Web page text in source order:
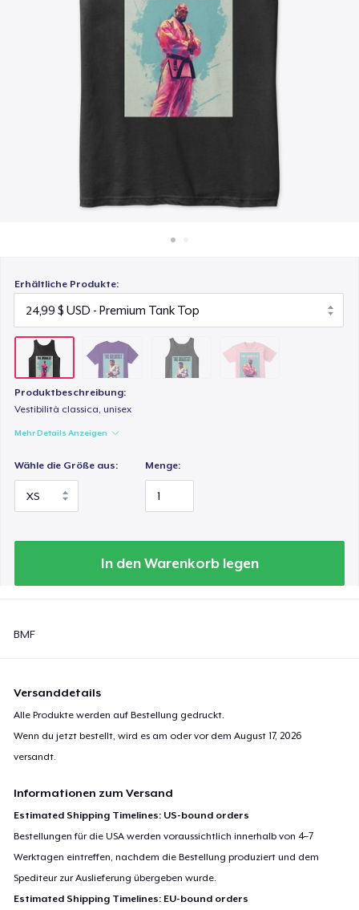
Überall verkaufen
Etwas verkaufen
Erhältliche Produkte:
Produktbeschreibung:
Vestibilità classica, unisex
Mehr Details Anzeigen
Wähle die Größe aus: Menge:
In den Warenkorb legen
BMF
Versanddetails
Alle Produkte werden auf Bestellung gedruckt.
Wenn du jetzt bestellt, wird es am oder vor demAugust 17, 2026
versandt.
Informationen zum Versand
Estimated Shipping Timelines: US-bound orders
Bestellungen für die USA werden voraussichtlich innerhalb von 4–7
Werktagen eintreffen, nachdem die Bestellung produziert und dem
Spediteur zur Auslieferung übergeben wurde.
Estimated Shipping Timelines: EU-bound orders
Classic Tank Top
24,99 $